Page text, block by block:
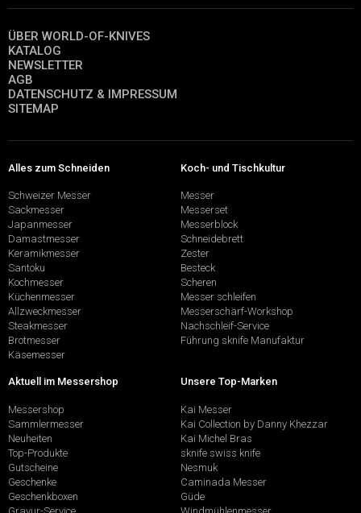
ÜBER WORLD-OF-KNIVES
KATALOG
NEWSLETTER
AGB
DATENSCHUTZ & IMPRESSUM
SITEMAP
Alles zum Schneiden
Schweizer Messer
Sackmesser
Japanmesser
Damastmesser
Keramikmesser
Santoku
Kochmesser
Küchenmesser
Allzweckmesser
Steakmesser
Brotmesser
Käsemesser
Koch- und Tischkultur
Messer
Messerset
Messerblock
Schneidebrett
Zester
Besteck
Scheren
Messer schleifen
Messerschärf-Workshop
Nachschleif-Service
Führung sknife Manufaktur
Aktuell im Messershop
Messershop
Sammlermesser
Neuheiten
Top-Produkte
Gutscheine
Geschenke
Geschenkboxen
Unsere Top-Marken
Kai Messer
Kai Collection by Danny Khezzar
Kai Michel Bras
sknife swiss knife
Nesmuk
Caminada Messer
Güde